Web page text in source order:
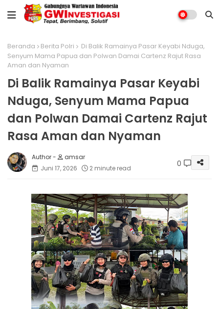
Beranda Berita Polri
Di Balik Ramainya Pasar Keyabi Nduga,
Senyum Mama Papua dan Polwan Damai Cartenz Rajut Rasa
Aman dan Nyaman
Di Balik Ramainya Pasar Keyabi
Nduga, Senyum Mama Papua
dan Polwan Damai Cartenz Rajut
Rasa Aman dan Nyaman
amsar
Juni 17, 2026
2 minute read 0